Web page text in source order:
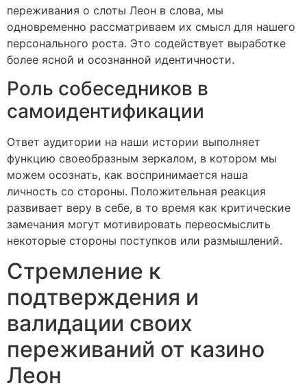
переживания о слоты Леон в слова, мы
одновременно рассматриваем их смысл для нашего
персонального роста. Это содействует выработке
более ясной и осознанной идентичности.
Роль собеседников в
самоидентификации
Ответ аудитории на наши истории выполняет
функцию своеобразным зеркалом, в котором мы
можем осознать, как воспринимается наша
личность со стороны. Положительная реакция
развивает веру в себе, в то время как критические
замечания могут мотивировать переосмыслить
некоторые стороны поступков или размышлений.
Стремление к
подтверждения и
валидации своих
переживаний от казино
Леон